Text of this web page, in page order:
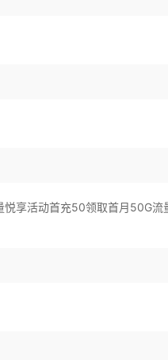
享活动首充50领取首月50G流